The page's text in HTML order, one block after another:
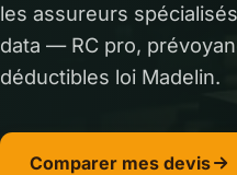
les assureurs
data — RC pro,
déductibles loi Madelin.
Comparer mes devis